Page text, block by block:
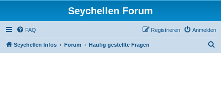
Seychellen Forum
FAQ Anmelden
Registrieren
Seychellen Infos Forum Häufig gestellte Fragen